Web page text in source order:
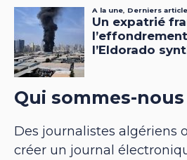
Qui sommes-nous
Des journalistes algériens
créer un journal